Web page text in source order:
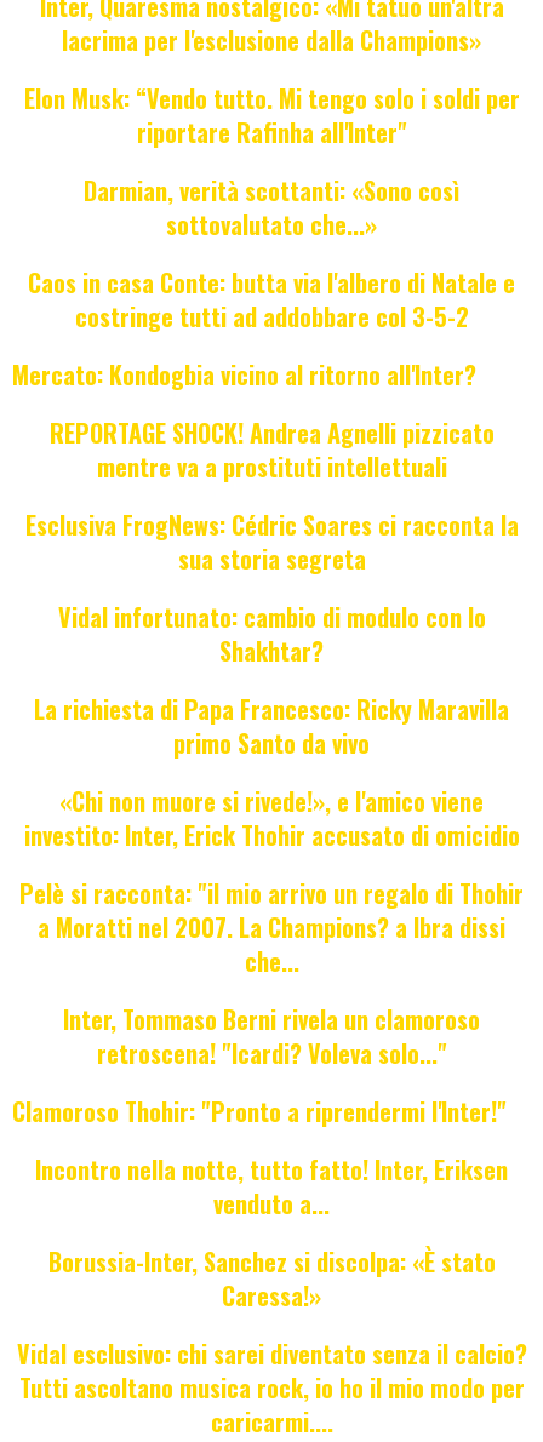
lacrima per l'esclusione dalla Champions»
Elon Musk: “Vendo tutto. Mi tengo solo i soldi per
riportare Rafinha all'Inter"
Darmian, verità scottanti: «Sono così
sottovalutato che...»
Caos in casa Conte: butta via l'albero di Natale e
costringe tutti ad addobbare col 3-5-2
Mercato: Kondogbia vicino al ritorno all'Inter?
REPORTAGE SHOCK! Andrea Agnelli pizzicato
mentre va a prostituti intellettuali
Esclusiva FrogNews: Cédric Soares ci racconta la
sua storia segreta
Vidal infortunato: cambio di modulo con lo
Shakhtar?
La richiesta di Papa Francesco: Ricky Maravilla
primo Santo da vivo
«Chi non muore si rivede!», e l'amico viene
investito: Inter, Erick Thohir accusato di omicidio
Pelè si racconta: "il mio arrivo un regalo di Thohir
a Moratti nel 2007. La Champions? a Ibra dissi
che...
Inter, Tommaso Berni rivela un clamoroso
retroscena! "Icardi? Voleva solo..."
Clamoroso Thohir: "Pronto a riprendermi l'Inter!"
Incontro nella notte, tutto fatto! Inter, Eriksen
venduto a...
Borussia-Inter, Sanchez si discolpa: «È stato
Caressa!»
Vidal esclusivo: chi sarei diventato senza il calcio?
Tutti ascoltano musica rock, io ho il mio modo per
caricarmi....